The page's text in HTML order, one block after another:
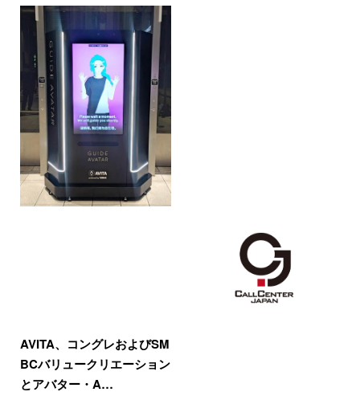
AVITA、コングレおよびSM
BCバリュークリエーション
とアバター・A…